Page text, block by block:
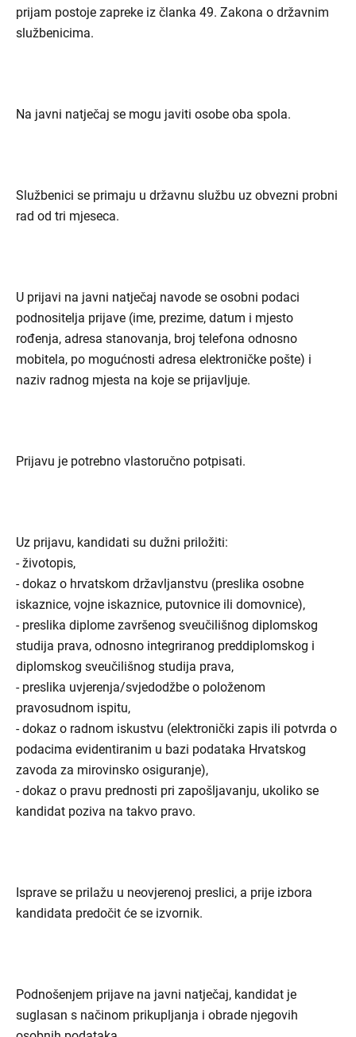
prijam postoje zapreke iz članka 49. Zakona o državnim
službenicima.
Na javni natječaj se mogu javiti osobe oba spola.
Službenici se primaju u državnu službu uz obvezni probni
rad od tri mjeseca.
U prijavi na javni natječaj navode se osobni podaci
podnositelja prijave (ime, prezime, datum i mjesto
rođenja, adresa stanovanja, broj telefona odnosno
mobitela, po mogućnosti adresa elektroničke pošte) i
naziv radnog mjesta na koje se prijavljuje.
Prijavu je potrebno vlastoručno potpisati.
Uz prijavu, kandidati su dužni priložiti:
- životopis,
- dokaz o hrvatskom državljanstvu (preslika osobne
iskaznice, vojne iskaznice, putovnice ili domovnice),
- preslika diplome završenog sveučilišnog diplomskog
studija prava, odnosno integriranog preddiplomskog i
diplomskog sveučilišnog studija prava,
- preslika uvjerenja/svjedodžbe o položenom
pravosudnom ispitu,
- dokaz o radnom iskustvu (elektronički zapis ili potvrda o
podacima evidentiranim u bazi podataka Hrvatskog
zavoda za mirovinsko osiguranje),
- dokaz o pravu prednosti pri zapošljavanju, ukoliko se
kandidat poziva na takvo pravo.
Isprave se prilažu u neovjerenoj preslici, a prije izbora
kandidata predočit će se izvornik.
Podnošenjem prijave na javni natječaj, kandidat je
suglasan s načinom prikupljanja i obrade njegovih